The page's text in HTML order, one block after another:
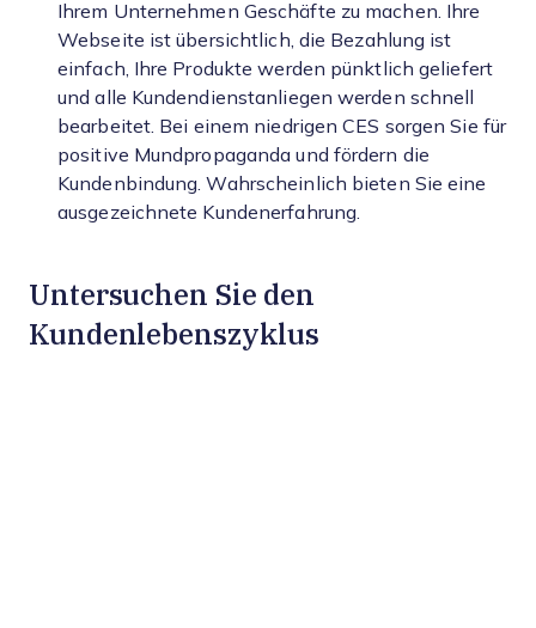
Ihrem Unternehmen Geschäfte zu machen. Ihre
Webseite ist übersichtlich, die Bezahlung ist
einfach, Ihre Produkte werden pünktlich geliefert
und alle Kundendienstanliegen werden schnell
bearbeitet. Bei einem niedrigen CES sorgen Sie für
positive Mundpropaganda und fördern die
Kundenbindung. Wahrscheinlich bieten Sie eine
ausgezeichnete Kundenerfahrung.
Untersuchen Sie den
Kundenlebenszyklus